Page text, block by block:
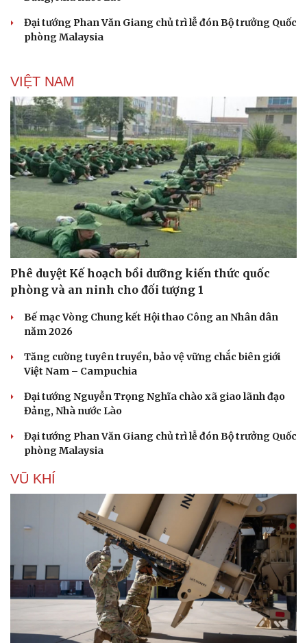
Tư vấn
Săn Tour
check-in
Câu chuyện thời sự
Đọc truyện đêm khuya
Cửa sổ tình yêu
Kể chuyện cho bé
Hạt giống tâm hồn
Đại tướng Phan Văn Giang chủ trì lễ đón Bộ trưởng Quốc
phòng Malaysia
VIỆT NAM
Phê duyệt Kế hoạch bồi dưỡng kiến thức quốc
phòng và an ninh cho đối tượng 1
Bế mạc Vòng Chung kết Hội thao Công an Nhân dân
năm 2026
Tăng cường tuyên truyền, bảo vệ vững chắc biên giới
Việt Nam – Campuchia
Đại tướng Nguyễn Trọng Nghĩa chào xã giao lãnh đạo
Đảng, Nhà nước Lào
Đại tướng Phan Văn Giang chủ trì lễ đón Bộ trưởng Quốc
phòng Malaysia
VŨ KHÍ